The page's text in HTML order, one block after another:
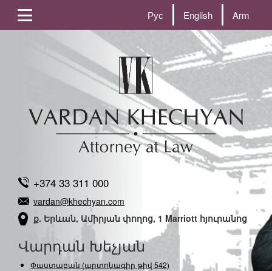
Рус English Arm
+374 33 311 000
vardan@khechyan.com
ք. Երևան, Ամիրյան փողոց, 1 Marriott հյուրանոց
Վարդան Խեչյան
Փաստաբան (արտոնագիր թիվ 542)